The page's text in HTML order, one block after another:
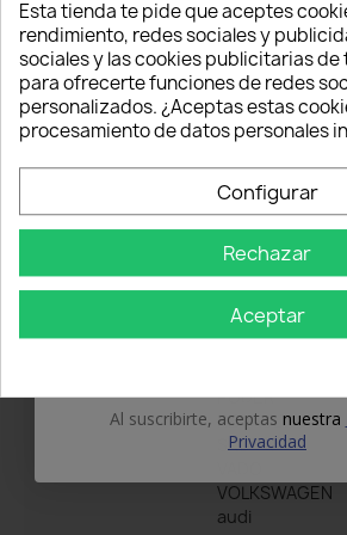
- Tamaño: 105 mm x 70 mm x 22 mm
- Peso: aproximadamente 150 g
- Compatible: Balasto Hella 5DV 008
Kit Xenón
Marca del vehículo BMW
MERCEDES-
PODER
RENAULT
SKODA
VOLKSWAGEN
audi
Esta tienda te pide que aceptes
rendimiento, redes sociales y
sociales y las cookies publicitarias
para ofrecerte funciones de redes
personalizados. ¿Aceptas estas
procesamiento de datos personales
Configurar
Rechazar
Aceptar
¡5% PARA
Introduce tu correo
para recibir un5% DE
primer pedido.
Nome
OBTÉN EL 5%
Al suscribirte, aceptas nuestra
Privacidad